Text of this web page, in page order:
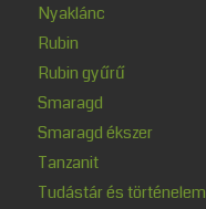
Nyaklánc
Rubin
Rubin gyűrű
Smaragd
Smaragd ékszer
Tanzanit
Tudástár és történelem